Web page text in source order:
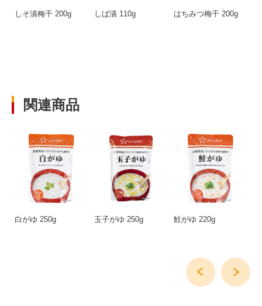
しそ漬梅干 200g しば漬 110g はちみつ梅干 200g
関連商品
白がゆ 250g 玉子がゆ 250g 鮭がゆ 220g